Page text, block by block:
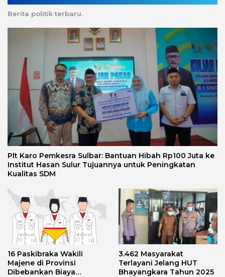
Berita politik terbaru.
Plt Karo Pemkesra Sulbar: Bantuan Hibah Rp100 Juta ke
Institut Hasan Sulur Tujuannya untuk Peningkatan
Kualitas SDM
16 Paskibraka Wakili
Majene di Provinsi
Dibebankan Biaya
3.462 Masyarakat
Terlayani Jelang HUT
Bhayangkara Tahun 2025